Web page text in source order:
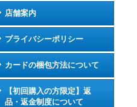
店舗案内
プライバシーポリシー
カードの梱包方法について
【初回購入の方限定】返
品・返金制度について